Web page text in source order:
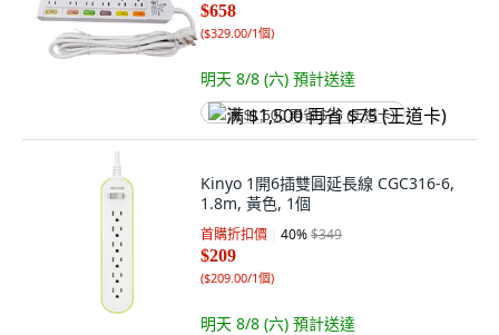
$658
($329.00/1個)
明天 8/8 (六) 預計送達
满 $1,500 再省 $75 (王道卡)
Kinyo 1開6插雙圓延長線 CGC316-6,
1.8m, 黃色, 1個
首購折扣價 40%$349
$209
($209.00/1個)
明天 8/8 (六) 預計送達